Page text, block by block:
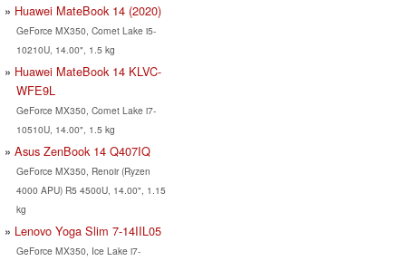
Huawei MateBook 14 (2020)
GeForce MX350, Comet Lake i5-
10210U, 14.00", 1.5 kg
Huawei MateBook 14 KLVC-
WFE9L
GeForce MX350, Comet Lake i7-
10510U, 14.00", 1.5 kg
Asus ZenBook 14 Q407IQ
GeForce MX350, Renoir (Ryzen
4000 APU) R5 4500U, 14.00", 1.15
kg
Lenovo Yoga Slim 7-14IIL05
GeForce MX350, Ice Lake i7-